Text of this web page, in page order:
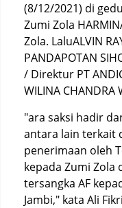
(8/12/2021) di
Zumi Zola
Zola. LaluALVIN
PANDAPOTAN
/ Direktur PT
WILINA
"ara saksi hadir
antara lain terkait
penerimaan oleh
kepada Zumi Zola
tersangka AF
Jambi," kata Ali